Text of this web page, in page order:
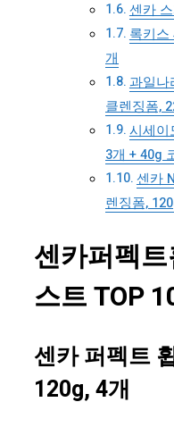
센카
록키스
개
과일나
클렌징폼,
시세이
3개 + 40g
센카
렌징폼,
센카퍼펙
스트 TOP
센카 퍼펙트
120g, 4개